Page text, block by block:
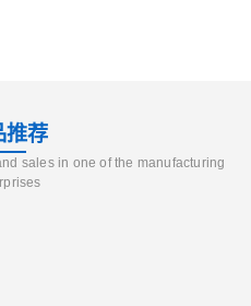
推荐
sales in one of the manufacturing